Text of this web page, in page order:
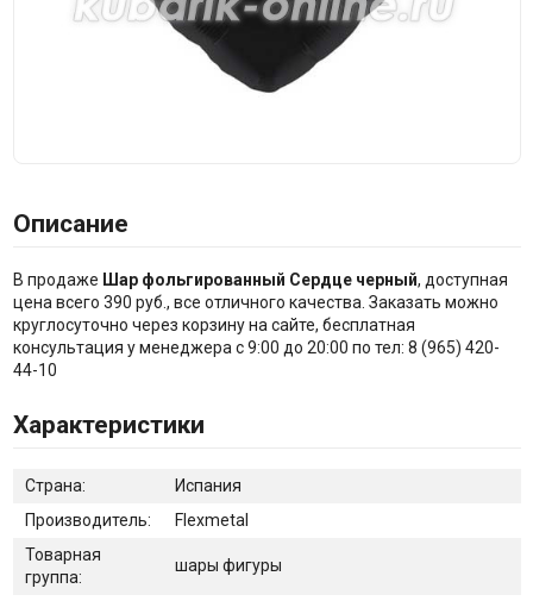
Описание
В продаже Шар фольгированный Сердце черный, доступная
цена всего 390 руб., все отличного качества. Заказать можно
круглосуточно через корзину на сайте, бесплатная
консультация у менеджера с 9:00 до 20:00 по тел: 8 (965) 420-
44-10
Характеристики
Страна:
Испания
Производитель:
Flexmetal
Товарная
группа:
шары фигуры